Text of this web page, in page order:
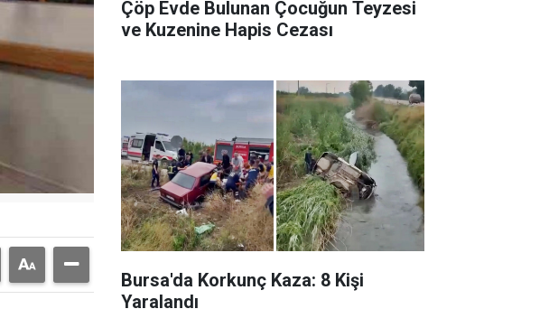
Çöp Evde Bulunan Çocuğun Teyzesi
ve Kuzenine Hapis Cezası
Bursa'da Korkunç Kaza: 8 Kişi
Yaralandı